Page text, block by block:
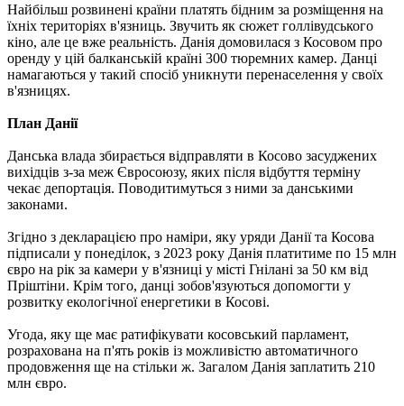
Найбільш розвинені країни платять бідним за розміщення на
їхніх територіях в'язниць. Звучить як сюжет голлівудського
кіно, але це вже реальність. Данія домовилася з Косовом про
оренду у цій балканській країні 300 тюремних камер. Данці
намагаються у такий спосіб уникнути перенаселення у своїх
в'язницях.
План Данії
Данська влада збирається відправляти в Косово засуджених
вихідців з-за меж Євросоюзу, яких після відбуття терміну
чекає депортація. Поводитимуться з ними за данськими
законами.
Згідно з декларацією про наміри, яку уряди Данії та Косова
підписали у понеділок, з 2023 року Данія платитиме по 15 млн
євро на рік за камери у в'язниці у місті Гнілані за 50 км від
Пріштіни. Крім того, данці зобов'язуються допомогти у
розвитку екологічної енергетики в Косові.
Угода, яку ще має ратифікувати косовський парламент,
розрахована на п'ять років із можливістю автоматичного
продовження ще на стільки ж. Загалом Данія заплатить 210
млн євро.